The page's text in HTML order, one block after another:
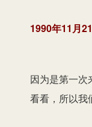
1990年11月
因为是第一次
看看，所以我